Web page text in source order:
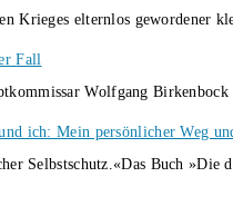
Krieges elternlos gewordener
Fall
Wolfgang
ich: Mein persönlicher Weg
Selbstschutz.«Das Buch